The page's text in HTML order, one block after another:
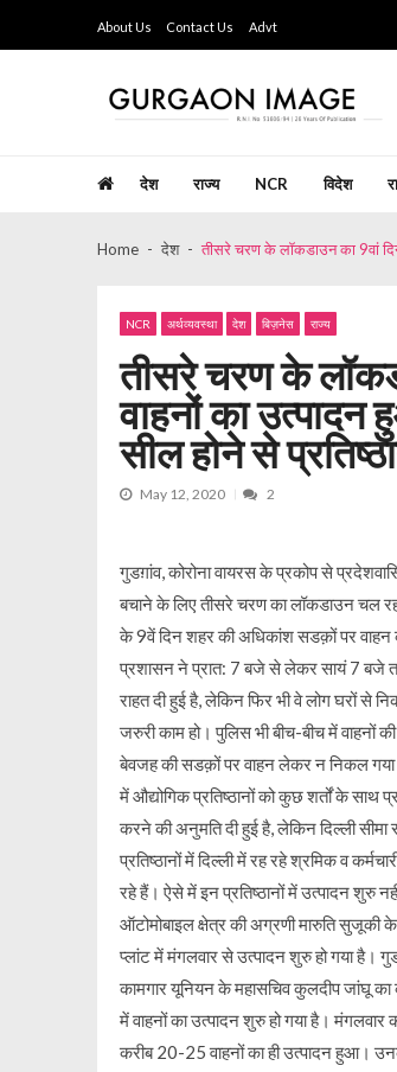
navigation
content
About Us Contact Us Advt
देश राज्य NCR विदेश
Home देश तीसरे चरण के लॉकडाउन का 9वां
NCR अर्थव्यवस्था देश बिज़नेस राज्य
तीसरे चरण के
वाहनों का उत्पादन
सील होने से
May 12, 2020 2
गुडग़ांव, कोरोना वायरस के प्रकोप से
बचाने के लिए तीसरे चरण का लॉकडाउन चल
के 9वें दिन शहर की अधिकांश सडक़ों पर वाहन
प्रशासन ने प्रात: 7 बजे से लेकर सायं 7 बजे
राहत दी हुई है, लेकिन फिर भी वे लोग घरों से
जरुरी काम हो। पुलिस भी बीच-बीच में वाहनों
बेवजह की सडक़ों पर वाहन लेकर न निकल गया
में औद्योगिक प्रतिष्ठानों को कुछ शर्तों के साथ
करने की अनुमति दी हुई है, लेकिन दिल्ली सीमा
प्रतिष्ठानों में दिल्ली में रह रहे श्रमिक व
रहे हैं। ऐसे में इन प्रतिष्ठानों में उत्पादन शुरु नहीं
ऑटोमोबाइल क्षेत्र की अग्रणी मारुति सुजूकी
प्लांट में मंगलवार से उत्पादन शुरु हो गया है।
कामगार यूनियन के महासचिव कुलदीप जांघू का
में वाहनों का उत्पादन शुरु हो गया है। मंगलवार
करीब 20-25 वाहनों का ही उत्पादन हुआ।